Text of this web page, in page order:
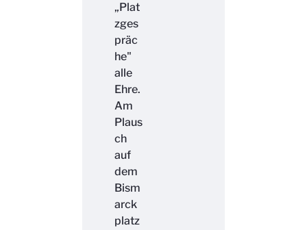
„Plat
zges
präc
he"
alle
Ehre.
Am
Plaus
ch
auf
dem
Bism
arck
platz